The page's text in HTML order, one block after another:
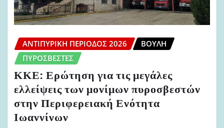
ΑΝΤΙΠΥΡΙΚΉ ΠΕΡΊΟΔΟΣ 2026
ΒΟΥΛΉ
ΠΥΡΟΣΒΈΣΤΕΣ
ΚΚΕ: Ερώτηση για τις μεγάλες
ελλείψεις των μονίμων πυροσβεστών
στην Περιφερειακή Ενότητα
Ιωαννίνων